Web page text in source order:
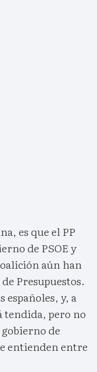
es que el PP
de PSOE y
aún han
Presupuestos.
españoles, y, a
tendida, pero no
de
entienden entre